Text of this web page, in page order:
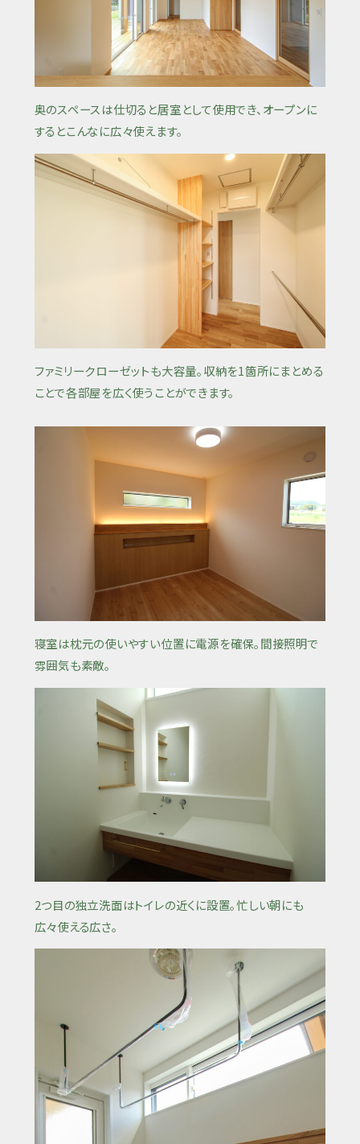
奥のスペースは仕切ると居室として使用でき、オープンに
するとこんなに広々使えます。
ファミリークローゼットも大容量。収納を1箇所にまとめる
ことで各部屋を広く使うことができます。
寝室は枕元の使いやすい位置に電源を確保。間接照明で
雰囲気も素敵。
2つ目の独立洗面はトイレの近くに設置。忙しい朝にも
広々使える広さ。